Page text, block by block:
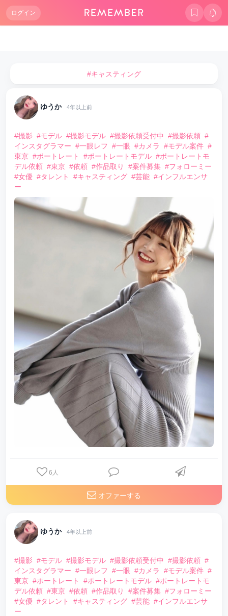
ログイン
#キャスティング
ゆうか 4年以上前
#撮影 #モデル #撮影モデル #撮影依頼受付中 #撮影依頼 #
インスタグラマー #一眼レフ #一眼 #カメラ #モデル案件 #
東京 #ポートレート #ポートレートモデル #ポートレートモ
デル依頼 #東京 #依頼 #作品取り #案件募集 #フォローミー
#女優 #タレント #キャスティング #芸能 #インフルエンサ
ー
6 人
オファーする
ゆうか 4年以上前
#撮影 #モデル #撮影モデル #撮影依頼受付中 #撮影依頼 #
インスタグラマー #一眼レフ #一眼 #カメラ #モデル案件 #
東京 #ポートレート #ポートレートモデル #ポートレートモ
デル依頼 #東京 #依頼 #作品取り #案件募集 #フォローミー
#女優 #タレント #キャスティング #芸能 #インフルエンサ
ー